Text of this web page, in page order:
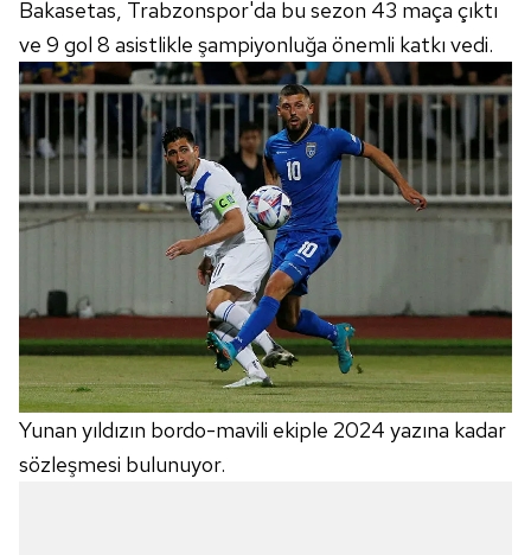
Bakasetas, Trabzonspor'da bu sezon 43 maça çıktı
ve 9 gol 8 asistlikle şampiyonluğa önemli katkı vedi.
Yunan yıldızın bordo-mavili ekiple 2024 yazına kadar
sözleşmesi bulunuyor.